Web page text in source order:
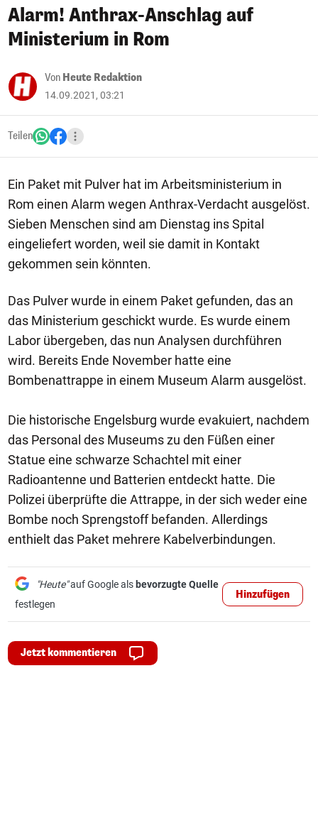
Alarm! Anthrax-Anschlag auf
Ministerium in Rom
Von Heute Redaktion
14.09.2021, 03:21
Teilen
Ein Paket mit Pulver hat im Arbeitsministerium in
Rom einen Alarm wegen Anthrax-Verdacht ausgelöst.
Sieben Menschen sind am Dienstag ins Spital
eingeliefert worden, weil sie damit in Kontakt
gekommen sein könnten.
Das Pulver wurde in einem Paket gefunden, das an
das Ministerium geschickt wurde. Es wurde einem
Labor übergeben, das nun Analysen durchführen
wird. Bereits Ende November hatte eine
Bombenattrappe in einem Museum Alarm ausgelöst.
Die historische Engelsburg wurde evakuiert, nachdem
das Personal des Museums zu den Füßen einer
Statue eine schwarze Schachtel mit einer
Radioantenne und Batterien entdeckt hatte. Die
Polizei überprüfte die Attrappe, in der sich weder eine
Bombe noch Sprengstoff befanden. Allerdings
enthielt das Paket mehrere Kabelverbindungen.
"Heute"auf Google als bevorzugte Quelle
festlegen
Hinzufügen
Jetzt kommentieren